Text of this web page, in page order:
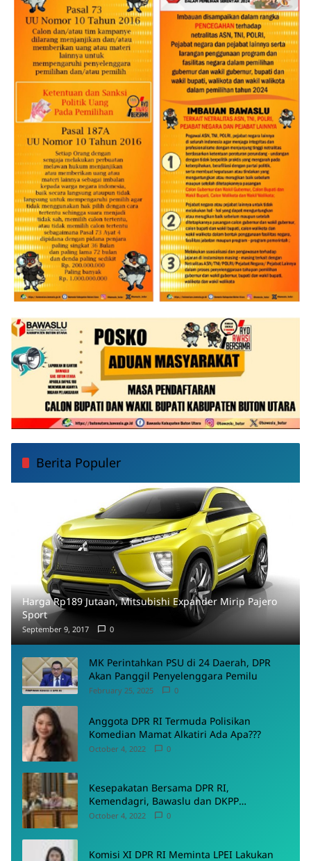
Berita Populer
Harga Rp189 Jutaan, Mitsubishi Expander Mirip Pajero
Sport
September 9, 2017 0
MK Perintahkan PSU di 24 Daerah, DPR
Akan Panggil Penyelenggara Pemilu
February 25, 2025 0
Anggota DPR RI Termuda Polisikan
Komedian Mamat Alkatiri Ada Apa???
October 4, 2022 0
Kesepakatan Bersama DPR RI,
Kemendagri, Bawaslu dan DKPP
Menyepakati Rancangan PKPU
October 4, 2022 0
Komisi XI DPR RI Meminta LPEI Lakukan